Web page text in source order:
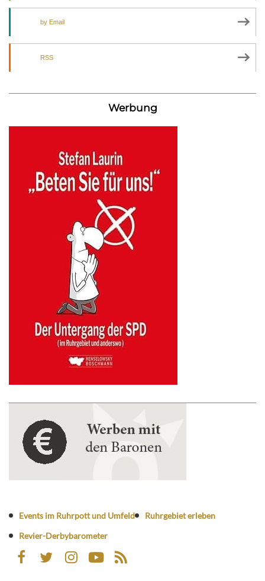
by Email
RSS
Werbung
Events im Ruhrpott und Umfeld
Ruhrgebiet erleben
Revier-Derbybarometer